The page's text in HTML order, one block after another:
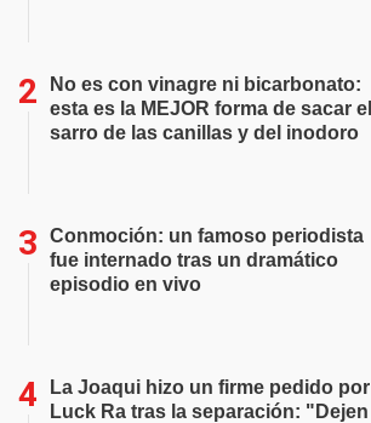
No es con vinagre ni bicarbonato:
esta es la MEJOR forma de sacar el
sarro de las canillas y del inodoro
Conmoción: un famoso periodista
fue internado tras un dramático
episodio en vivo
La Joaqui hizo un firme pedido por
Luck Ra tras la separación: "Dejen